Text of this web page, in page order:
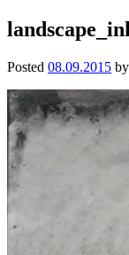
Posted 08.09.2015 by